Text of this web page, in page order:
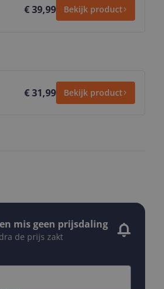
€ 39,99 Bekijk product
€ 31,99 Bekijk product
mis geen prijsdaling
de prijs zakt